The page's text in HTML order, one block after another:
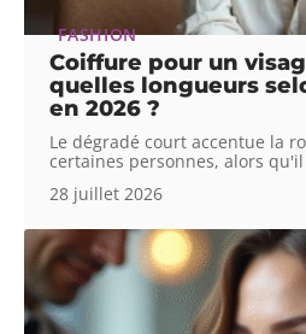
FASHION
Coiffure pour un
quelles longueurs
en 2026 ?
Le dégradé court accentue la
certaines personnes, alors
28 juillet 2026